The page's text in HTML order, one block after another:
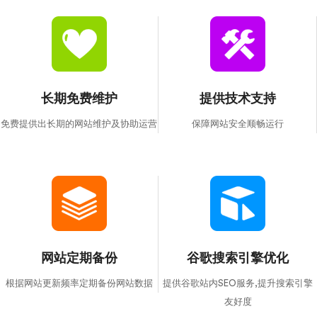
长期免费维护
免费提供出长期的网站维护及协助运营
提供技术支持
保障网站安全顺畅运行
网站定期备份
根据网站更新频率定期备份网站数据
谷歌搜索引擎优化
提供谷歌站内SEO服务,提升搜索引擎
友好度